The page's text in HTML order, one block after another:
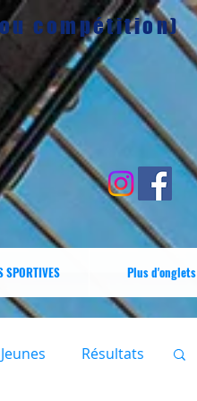
compétition)
SPORTIVES Plus d'onglets
Jeunes Résultats